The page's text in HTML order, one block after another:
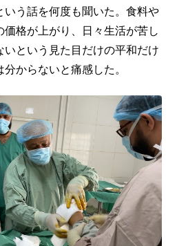
いう話を何度も聞いた。食料や
格が上がり、日々生活が苦し
いという見た目だけの平和だけ
からないと痛感した。